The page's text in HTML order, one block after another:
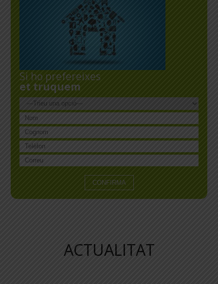
Si ho prefereixes
et truquem
ACTUALITAT